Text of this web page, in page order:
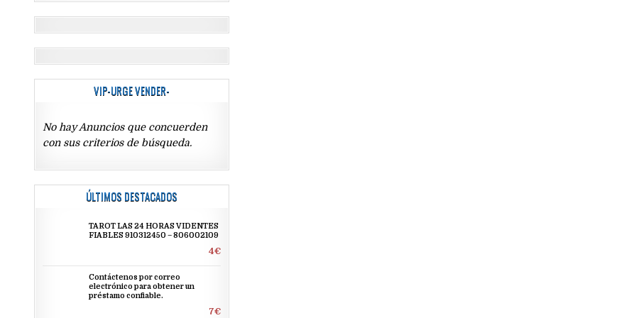
VIP-URGE VENDER-
No hay Anuncios que concuerden
con sus criterios de búsqueda.
ÚLTIMOS DESTACADOS
TAROT LAS 24 HORAS VIDENTES
FIABLES 910312450 – 806002109
4€
Contáctenos por correo
electrónico para obtener un
préstamo confiable.
7€